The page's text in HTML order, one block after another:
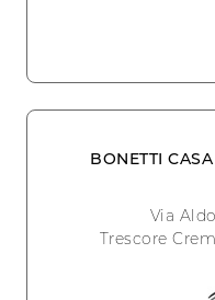
BONETTI
Via
Trescore